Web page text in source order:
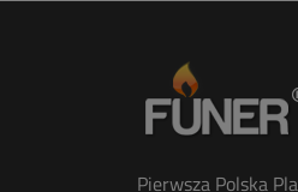
Pierwsza Polska